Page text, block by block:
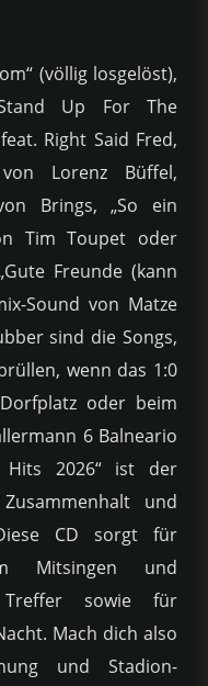
(völlig losgelöst),
Up For The
Right Said Fred,
Lorenz Büffel,
Brings, „So ein
Tim Toupet oder
Freunde (kann
Sound von Matze
sind die Songs,
wenn das 1:0
oder beim
6 Balneario
Hits 2026“ ist der
und
CD sorgt für
Mitsingen und
Treffer sowie für
Mach dich also
und Stadion-